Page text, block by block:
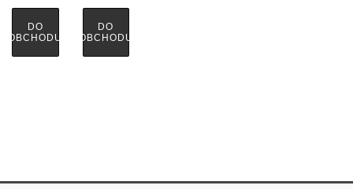
DO
OBCHODU
DO
OBCHODU